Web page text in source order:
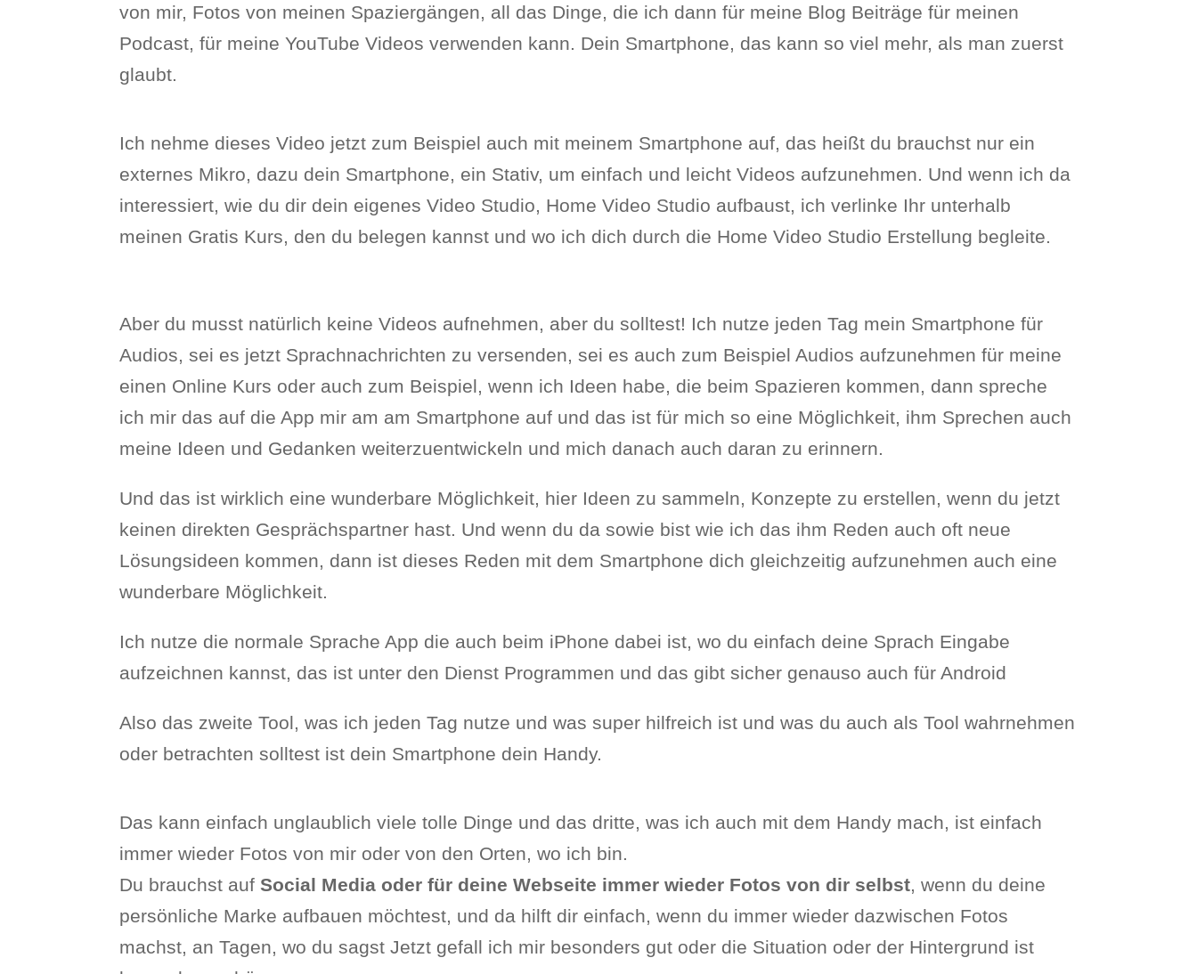
von mir, Fotos von meinen Spaziergängen, all das Dinge, die ich dann für meine Blog Beiträge für meinen
Podcast, für meine YouTube Videos verwenden kann. Dein Smartphone, das kann so viel mehr, als man zuerst
glaubt.
Ich nehme dieses Video jetzt zum Beispiel auch mit meinem Smartphone auf, das heißt du brauchst nur ein
externes Mikro, dazu dein Smartphone, ein Stativ, um einfach und leicht Videos aufzunehmen. Und wenn ich da
interessiert, wie du dir dein eigenes Video Studio, Home Video Studio aufbaust, ich verlinke Ihr unterhalb
meinen Gratis Kurs, den du belegen kannst und wo ich dich durch die Home Video Studio Erstellung begleite.
Aber du musst natürlich keine Videos aufnehmen, aber du solltest! Ich nutze jeden Tag mein Smartphone für
Audios, sei es jetzt Sprachnachrichten zu versenden, sei es auch zum Beispiel Audios aufzunehmen für meine
einen Online Kurs oder auch zum Beispiel, wenn ich Ideen habe, die beim Spazieren kommen, dann spreche
ich mir das auf die App mir am am Smartphone auf und das ist für mich so eine Möglichkeit, ihm Sprechen auch
meine Ideen und Gedanken weiterzuentwickeln und mich danach auch daran zu erinnern.
Und das ist wirklich eine wunderbare Möglichkeit, hier Ideen zu sammeln, Konzepte zu erstellen, wenn du jetzt
keinen direkten Gesprächspartner hast. Und wenn du da sowie bist wie ich das ihm Reden auch oft neue
Lösungsideen kommen, dann ist dieses Reden mit dem Smartphone dich gleichzeitig aufzunehmen auch eine
wunderbare Möglichkeit.
Ich nutze die normale Sprache App die auch beim iPhone dabei ist, wo du einfach deine Sprach Eingabe
aufzeichnen kannst, das ist unter den Dienst Programmen und das gibt sicher genauso auch für Android
Also das zweite Tool, was ich jeden Tag nutze und was super hilfreich ist und was du auch als Tool wahrnehmen
oder betrachten solltest ist dein Smartphone dein Handy.
Das kann einfach unglaublich viele tolle Dinge und das dritte, was ich auch mit dem Handy mach, ist einfach
immer wieder Fotos von mir oder von den Orten, wo ich bin.
Du brauchst aufSocial Media oder für deine Webseite immer wieder Fotos von dir selbst, wenn du deine
persönliche Marke aufbauen möchtest, und da hilft dir einfach, wenn du immer wieder dazwischen Fotos
machst, an Tagen, wo du sagst Jetzt gefall ich mir besonders gut oder die Situation oder der Hintergrund ist